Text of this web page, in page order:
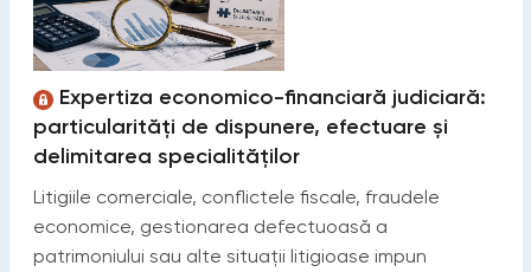
Expertiza economico-financiară judiciară:
particularități de dispunere, efectuare și
delimitarea specialităților
Litigiile comerciale, conflictele fiscale, fraudele
economice, gestionarea defectuoasă a
patrimoniului sau alte situații litigioase impun